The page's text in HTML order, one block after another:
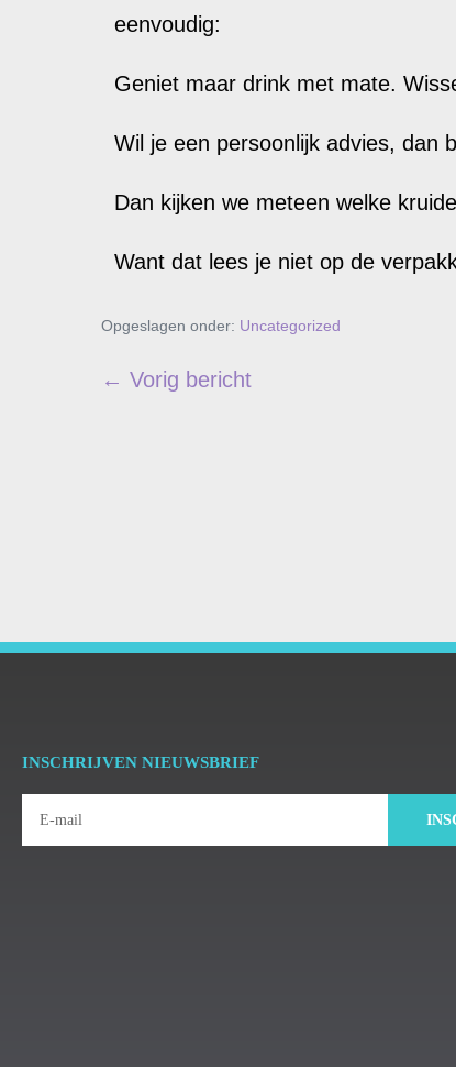
eenvoudig:
Geniet maar drink met mate.
Wil je een persoonlijk advies, dan
Dan kijken we meteen welke
Want dat lees je niet op de
Opgeslagen onder: Uncategorized
← Vorig bericht
INSCHRIJVEN NIEUWSBRIEF